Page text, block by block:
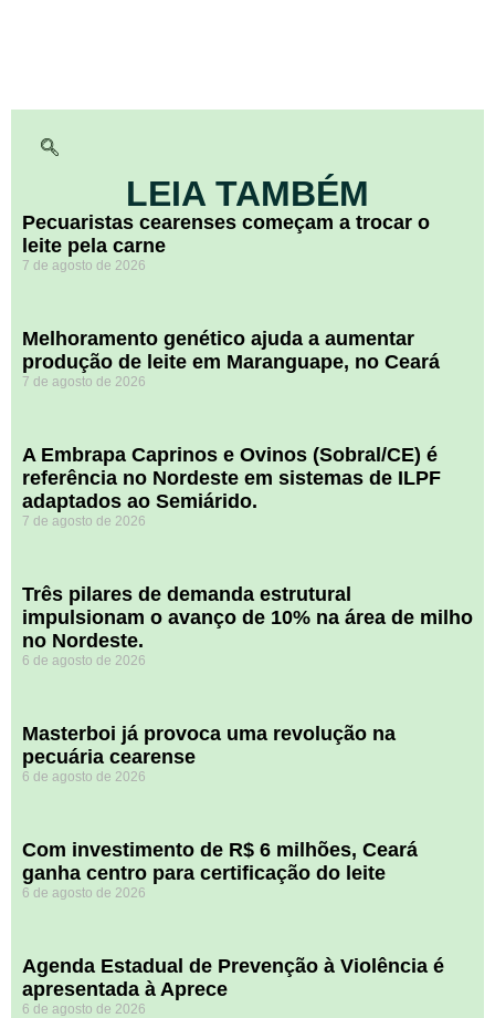
LEIA TAMBÉM
Pecuaristas cearenses começam a trocar o
leite pela carne
7 de agosto de 2026
Melhoramento genético ajuda a aumentar
produção de leite em Maranguape, no Ceará
7 de agosto de 2026
A Embrapa Caprinos e Ovinos (Sobral/CE) é
referência no Nordeste em sistemas de ILPF
adaptados ao Semiárido.
7 de agosto de 2026
​Três pilares de demanda estrutural
impulsionam o avanço de 10% na área de milho
no Nordeste.
6 de agosto de 2026
Masterboi já provoca uma revolução na
pecuária cearense
6 de agosto de 2026
Com investimento de R$ 6 milhões, Ceará
ganha centro para certificação do leite
6 de agosto de 2026
Agenda Estadual de Prevenção à Violência é
apresentada à Aprece
6 de agosto de 2026